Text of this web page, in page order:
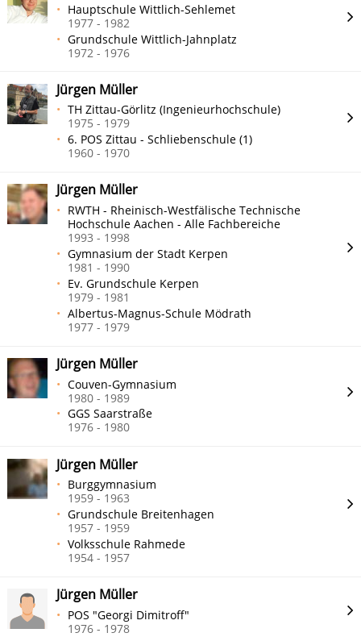
Hauptschule Wittlich-Sehlemet
1977 - 1982
Grundschule Wittlich-Jahnplatz
1972 - 1976
Jürgen Müller
TH Zittau-Görlitz (Ingenieurhochschule)
1975 - 1979
6. POS Zittau - Schliebenschule (1)
1960 - 1970
Jürgen Müller
RWTH - Rheinisch-Westfälische Technische
Hochschule Aachen - Alle Fachbereiche
1993 - 1998
Gymnasium der Stadt Kerpen
1981 - 1990
Ev. Grundschule Kerpen
1979 - 1981
Albertus-Magnus-Schule Mödrath
1977 - 1979
Jürgen Müller
Couven-Gymnasium
1980 - 1989
GGS Saarstraße
1976 - 1980
Jürgen Müller
Burggymnasium
1959 - 1963
Grundschule Breitenhagen
1957 - 1959
Volksschule Rahmede
1954 - 1957
Jürgen Müller
POS "Georgi Dimitroff"
1976 - 1978